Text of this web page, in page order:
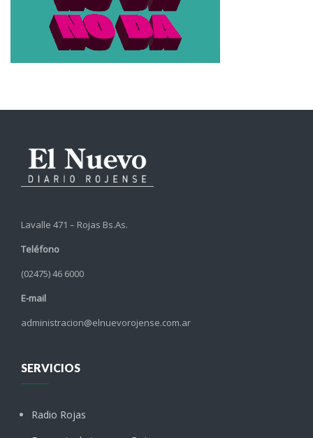
Lavalle 471 – Rojas Bs.As.
Teléfono
(02475) 46 6000
E-mail
administracion@elnuevorojense.com.ar
SERVICIOS
Radio Rojas